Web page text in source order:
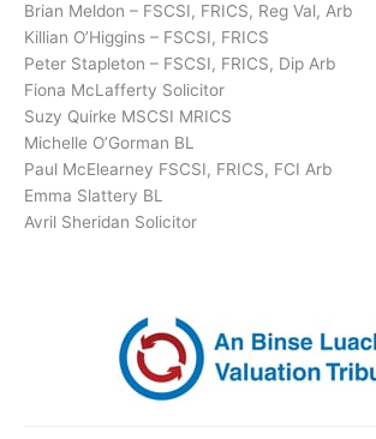
Brian Meldon – FSCSI, FRICS, Reg Val, Arb
Killian O’Higgins – FSCSI, FRICS
Peter Stapleton – FSCSI, FRICS, Dip Arb
Fiona McLafferty Solicitor
Suzy Quirke MSCSI MRICS
Michelle O’Gorman BL
Paul McElearney FSCSI, FRICS, FCI Arb
Emma Slattery BL
Avril Sheridan Solicitor